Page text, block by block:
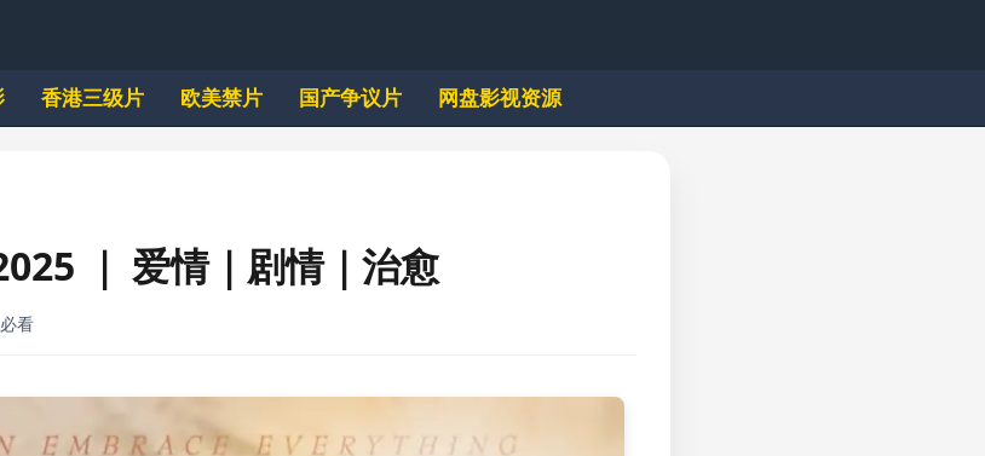
香港三级片 欧美禁片 国产争议片 网盘影视资源
｜ 爱情｜剧情｜治愈
看